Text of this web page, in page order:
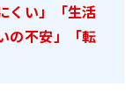
くい」「生活
の不安」「転